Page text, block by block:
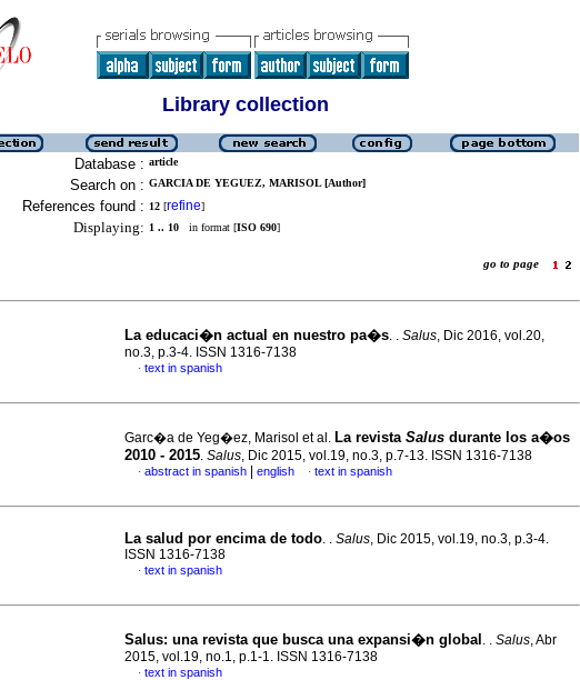
Library collection
Database : article
Search on : GARCIA DE YEGUEZ, MARISOL [Author]
References found : 12 [refine]
Displaying: 1 .. 10 in format [ISO 690]
go to page
La educaci�n actual en nuestro pa�s. . Salus, Dic 2016, vol.20,
no.3, p.3-4. ISSN 1316-7138
· text in spanish
Garc�a de Yeg�ez, Marisol et al. La revista Salus durante los a�os
2010 - 2015. Salus, Dic 2015, vol.19, no.3, p.7-13. ISSN 1316-7138
· abstract in spanish english · text in spanish
La salud por encima de todo. . Salus, Dic 2015, vol.19, no.3, p.3-4.
ISSN 1316-7138
· text in spanish
Salus: una revista que busca una expansi�n global . . Salus, Abr
2015, vol.19, no.1, p.1-1. ISSN 1316-7138
· text in spanish